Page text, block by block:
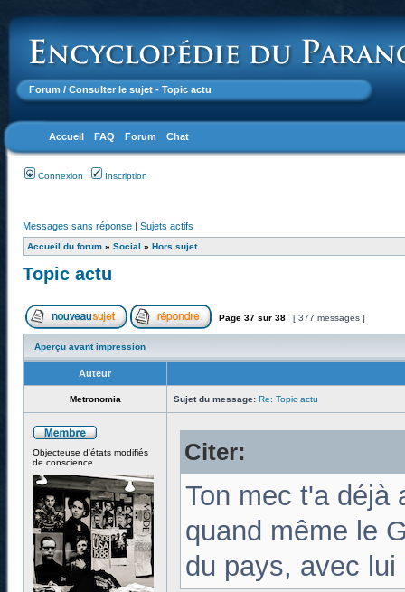
Forum / Consulter le sujet - Topic actu
Accueil FAQ Forum Chat
Connexion Inscription
Messages sans réponse | Sujets actifs
Accueil du forum » Social » Hors sujet
Topic actu
Page 37 sur 38 [ 377 messages ]
Aperçu avant impression
Auteur
Metronomia Sujet du message: Re: Topic actu
Objecteuse d'états modifiés
de conscience
Citer:
Ton mec t'a déjà
quand même le
du pays, avec lui